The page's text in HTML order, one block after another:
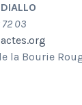
03
la Bourie